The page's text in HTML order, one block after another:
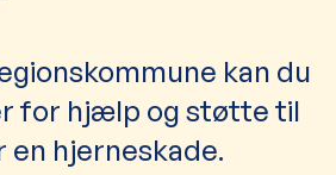
kan du
for hjælp og støtte til
hjerneskade.